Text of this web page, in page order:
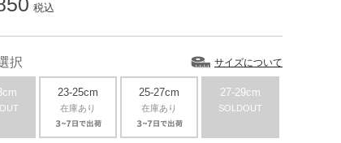
税込
択 サイズについて
23-25cm
在庫あり
25-27cm
在庫あり
27-29cm
SOLDOUT